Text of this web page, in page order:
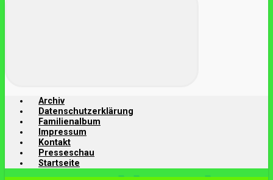
Archiv
Datenschutzerklärung
Familienalbum
Impressum
Kontakt
Presseschau
Startseite